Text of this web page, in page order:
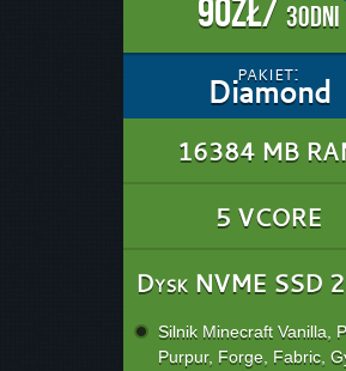
90zł/ 30dni
pakiet:
Diamond
16384 MB
5 VCORE
Dysk NVME SSD
Silnik Minecraft Vanilla,
Purpur, Forge, Fabric,